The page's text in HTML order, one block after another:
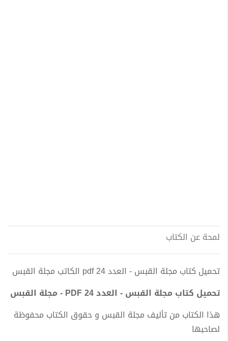
لمحة عن الكتاب
تحميل كتاب مجلة القبس - العدد 24 pdf الكاتب مجلة القبس
تحميل كتاب مجلة القبس - العدد 24 PDF - مجلة القبس
هذا الكتاب من تأليف مجلة القبس و حقوق الكتاب محفوظة
لصاحبها